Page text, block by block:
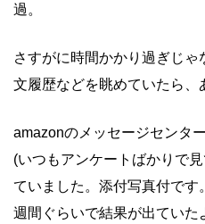
過。
さすがに時間かかり過ぎじ
文履歴などを眺めていたら、
amazonのメッセージセンタ
(いつもアンケートばかりで
ていました。添付写真付です
週間ぐらいで結果が出てい